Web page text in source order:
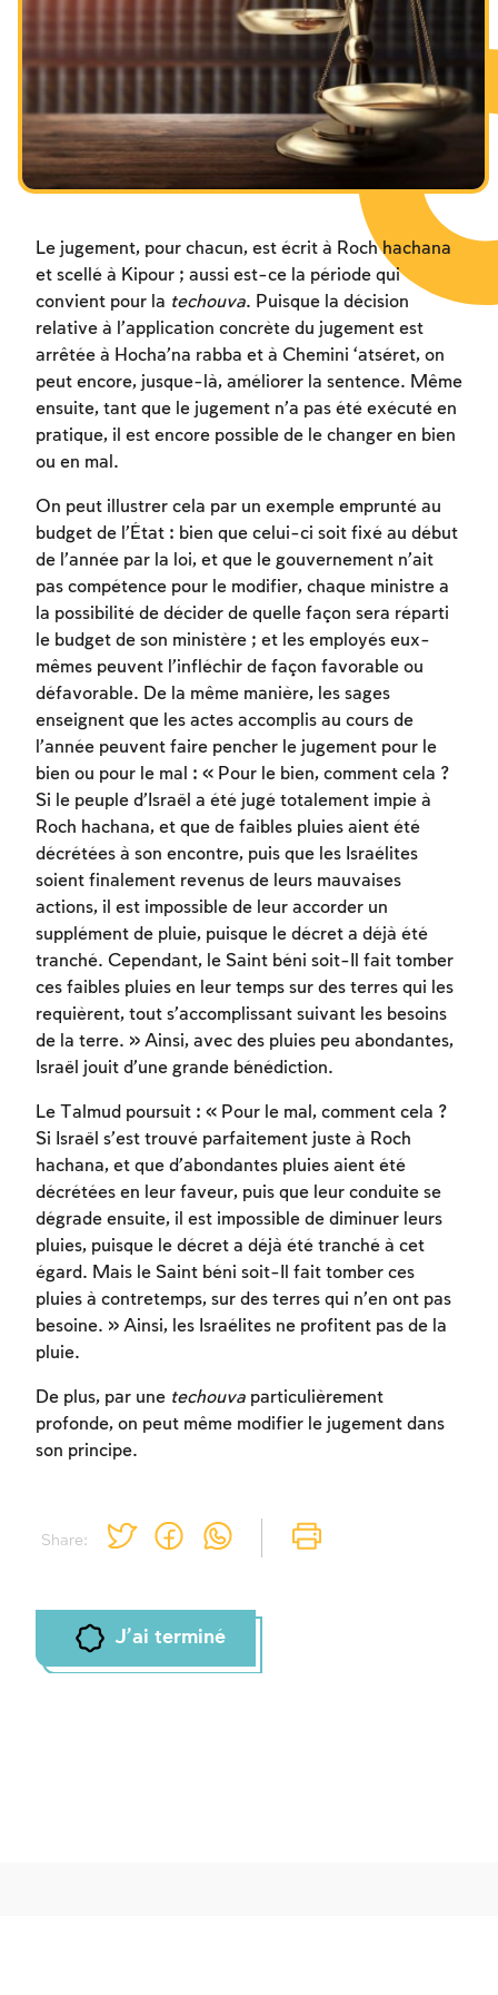
Les jeûnes liés à la destruction du Temple
Hanouca
Share:
Le jugement, pour chacun, est écrit à Roch hachana
et scellé à Kipour ; aussi est-ce la période qui
convient pour la techouva. Puisque la décision
relative à l’application concrète du jugement est
arrêtée à Hocha’na rabba et à Chemini ‘atséret, on
peut encore, jusque-là, améliorer la sentence. Même
ensuite, tant que le jugement n’a pas été exécuté en
pratique, il est encore possible de le changer en bien
ou en mal.
On peut illustrer cela par un exemple emprunté au
budget de l’État : bien que celui-ci soit fixé au début
de l’année par la loi, et que le gouvernement n’ait
pas compétence pour le modifier, chaque ministre a
la possibilité de décider de quelle façon sera réparti
le budget de son ministère ; et les employés eux-
mêmes peuvent l’infléchir de façon favorable ou
défavorable. De la même manière, les sages
enseignent que les actes accomplis au cours de
l’année peuvent faire pencher le jugement pour le
bien ou pour le mal : « Pour le bien, comment cela ?
Si le peuple d’Israël a été jugé totalement impie à
Roch hachana, et que de faibles pluies aient été
décrétées à son encontre, puis que les Israélites
soient finalement revenus de leurs mauvaises
actions, il est impossible de leur accorder un
supplément de pluie, puisque le décret a déjà été
tranché. Cependant, le Saint béni soit-Il fait tomber
ces faibles pluies en leur temps sur des terres qui les
requièrent, tout s’accomplissant suivant les besoins
de la terre. » Ainsi, avec des pluies peu abondantes,
Israël jouit d’une grande bénédiction.
Le Talmud poursuit : « Pour le mal, comment cela ?
Si Israël s’est trouvé parfaitement juste à Roch
hachana, et que d’abondantes pluies aient été
décrétées en leur faveur, puis que leur conduite se
dégrade ensuite, il est impossible de diminuer leurs
pluies, puisque le décret a déjà été tranché à cet
égard. Mais le Saint béni soit-Il fait tomber ces
pluies à contretemps, sur des terres qui n’en ont pas
besoine. » Ainsi, les Israélites ne profitent pas de la
pluie.
De plus, par une techouva particulièrement
profonde, on peut même modifier le jugement dans
son principe.
J'ai terminé
Inscription requise
Afin d'enregistrer ce que vous avez étudié,
vous devez vous connectez ou vous
inscrire.
Inscription Connexion